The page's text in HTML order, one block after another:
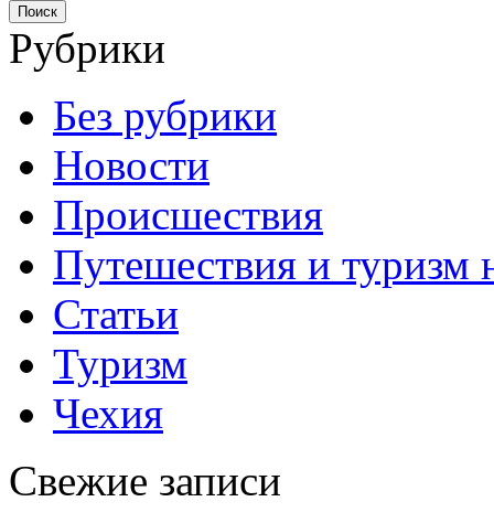
Поиск
Рубрики
Без рубрики
Новости
Происшествия
Путешествия и туризм
Статьи
Туризм
Чехия
Свежие записи